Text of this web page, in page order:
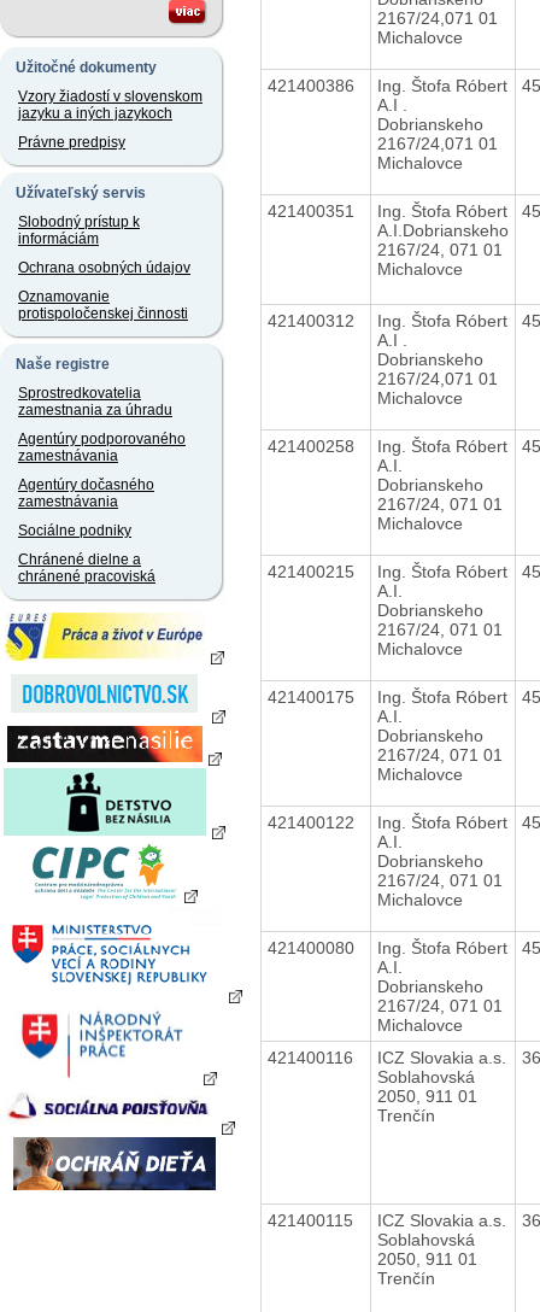
Užitočné dokumenty
Vzory žiadostí v slovenskom
jazyku a iných jazykoch
Právne predpisy
Užívateľský servis
Slobodný prístup k
informáciám
Ochrana osobných údajov
Oznamovanie
protispoločenskej činnosti
Naše registre
Sprostredkovatelia
zamestnania za úhradu
Agentúry podporovaného
zamestnávania
Agentúry dočasného
zamestnávania
Sociálne podniky
Chránené dielne a
chránené pracoviská
2167/24,071 01
Michalovce
421400386
Ing. Štofa Róbert
A.I .
Dobrianskeho
2167/24,071 01
Michalovce
421400351
Ing. Štofa Róbert
A.I.Dobrianskeho
2167/24, 071 01
Michalovce
421400312
Ing. Štofa Róbert
A.I .
Dobrianskeho
2167/24,071 01
Michalovce
421400258
Ing. Štofa Róbert
A.I.
Dobrianskeho
2167/24, 071 01
Michalovce
421400215
Ing. Štofa Róbert
A.I.
Dobrianskeho
2167/24, 071 01
Michalovce
421400175
Ing. Štofa Róbert
A.I.
Dobrianskeho
2167/24, 071 01
Michalovce
421400122
Ing. Štofa Róbert
A.I.
Dobrianskeho
2167/24, 071 01
Michalovce
421400080
Ing. Štofa Róbert
A.I.
Dobrianskeho
2167/24, 071 01
Michalovce
421400116
ICZ Slovakia a.s.
Soblahovská
2050, 911 01
Trenčín
421400115
ICZ Slovakia a.s.
Soblahovská
2050, 911 01
Trenčín